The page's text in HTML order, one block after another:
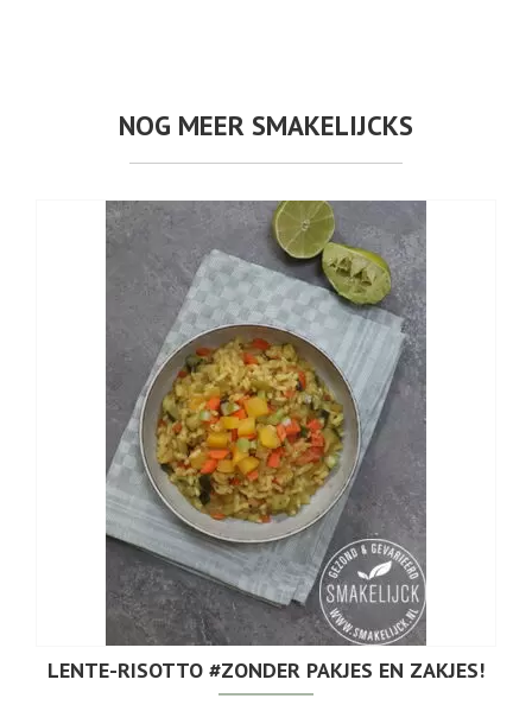
NOG MEER SMAKELIJCKS
LENTE-RISOTTO #ZONDER PAKJES EN ZAKJES!